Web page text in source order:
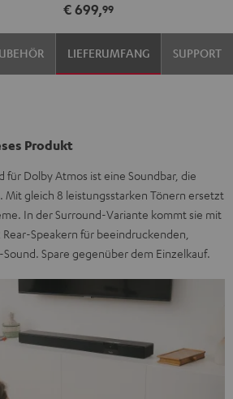
Dolby
Atmos
"5.1-
Set"
Dolby
Atmos
"5.1-
Set"
€ 699,99
LIEFERUMFANG SUPPORT
Produkt
für Dolby Atmos ist eine Soundbar, die
Mit gleich 8 leistungsstarken Tönern ersetzt
In der Surround-Variante kommt sie mit
Rear-Speakern für beeindruckenden,
Sound. Spare gegenüber dem Einzelkauf.